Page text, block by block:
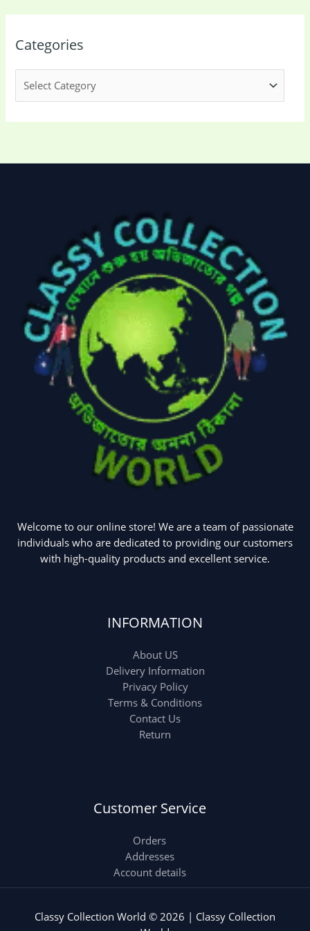
Categories
Welcome to our online store! We are a team of passionate
individuals who are dedicated to providing our customers
with high-quality products and excellent service.
INFORMATION
About US
Delivery Information
Privacy Policy
Terms & Conditions
Contact Us
Return
Customer Service
Orders
Addresses
Account details
Classy Collection World © 2026 | Classy Collection